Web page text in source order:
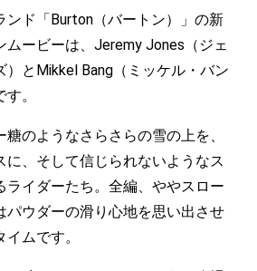
ド「Burton（バートン）」の新
ムービーは、Jeremy Jones（ジェ
）とMikkel Bang（ミッケル・バン
。
のようなさらさらの雪の上を、
に、そして信じられないようなス
ライダーたち。全編、ややスロー
パウダーの滑り心地を思い出させ
ムです。